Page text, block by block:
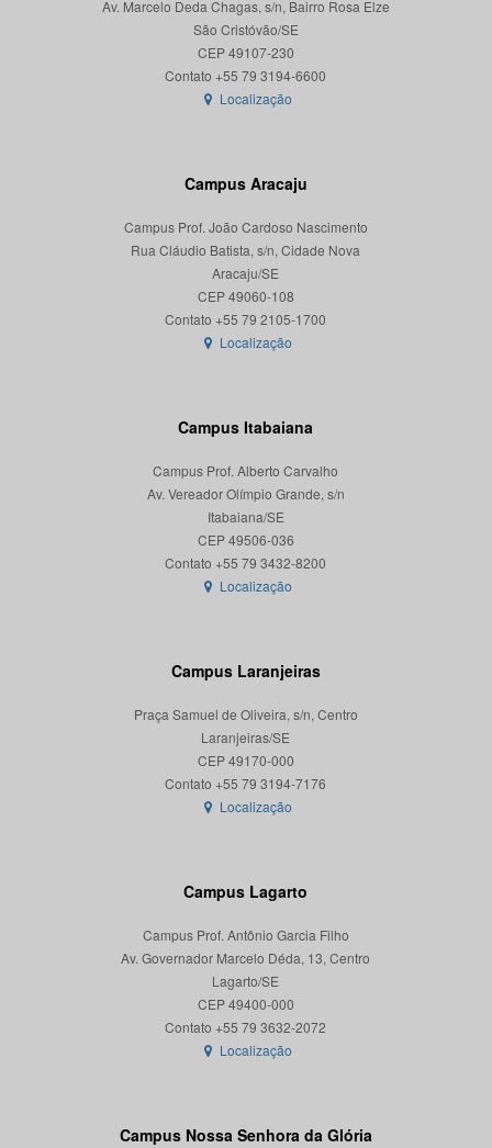
Av. Marcelo Deda Chagas, s/n, Bairro Rosa Elze
São Cristóvão/SE
CEP 49107-230
Localização
Campus Aracaju
Campus Prof. João Cardoso Nascimento
Rua Cláudio Batista, s/n, Cidade Nova
Aracaju/SE
CEP 49060-108
Localização
Campus Itabaiana
Campus Prof. Alberto Carvalho
Av. Vereador Olímpio Grande, s/n
Itabaiana/SE
CEP 49506-036
Localização
Campus Laranjeiras
Praça Samuel de Oliveira, s/n, Centro
Laranjeiras/SE
CEP 49170-000
Localização
Campus Lagarto
Campus Prof. Antônio Garcia Filho
Av. Governador Marcelo Déda, 13, Centro
Lagarto/SE
CEP 49400-000
Localização
Campus Nossa Senhora da Glória